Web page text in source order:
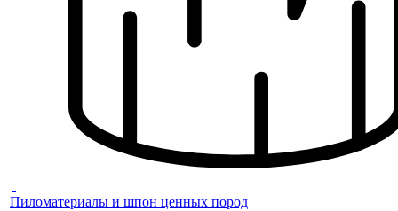
Пиломатериалы и шпон ценных пород